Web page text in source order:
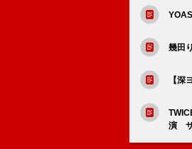
幾田
【
演 サ